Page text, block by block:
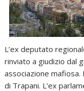
L’ex deputato
rinviato a giudizio dal
associazione mafiosa.
di Trapani. L’ex